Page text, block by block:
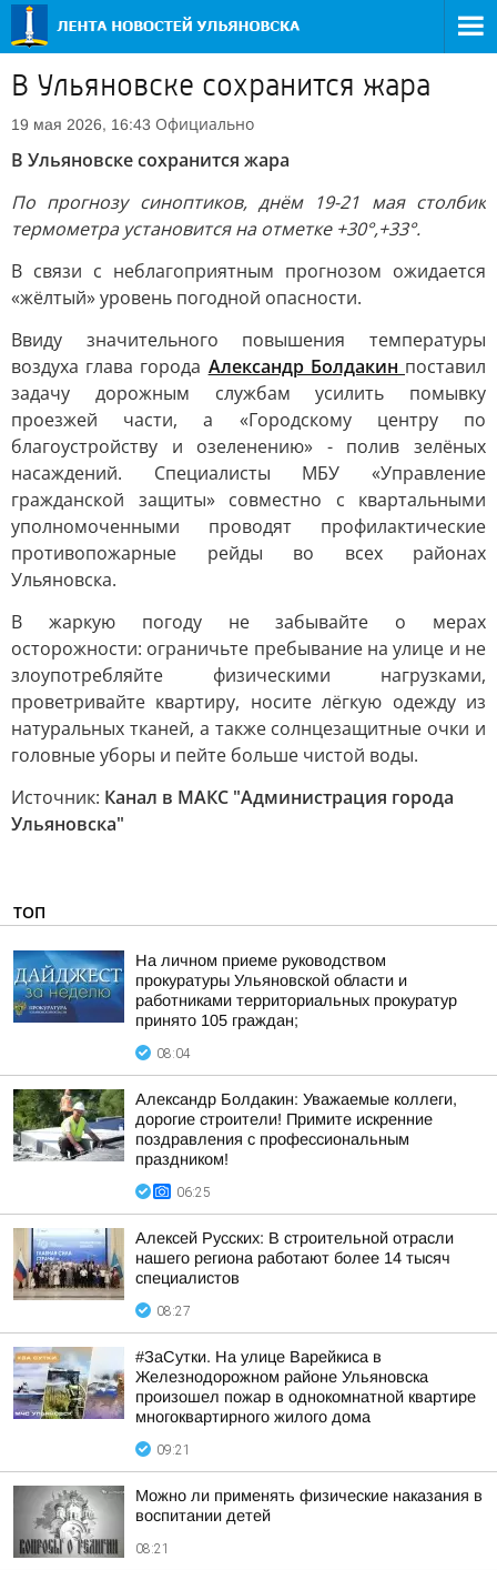
В Ульяновске сохранится жара
19 мая 2026, 16:43 Официально
В Ульяновске сохранится жара
По прогнозу синоптиков, днём 19-21 мая столбик
термометра установится на отметке +30°,+33°.
В связи с неблагоприятным прогнозом ожидается
«жёлтый» уровень погодной опасности.
Ввиду значительного повышения температуры
воздуха глава города Александр Болдакин поставил
задачу дорожным службам усилить помывку
проезжей части, а «Городскому центру по
благоустройству и озеленению» - полив зелёных
насаждений. Специалисты МБУ «Управление
гражданской защиты» совместно с квартальными
уполномоченными проводят профилактические
противопожарные рейды во всех районах
Ульяновска.
В жаркую погоду не забывайте о мерах
осторожности: ограничьте пребывание на улице и не
злоупотребляйте физическими нагрузками,
проветривайте квартиру, носите лёгкую одежду из
натуральных тканей, а также солнцезащитные очки и
головные уборы и пейте больше чистой воды.
Источник: Канал в МАКС "Администрация города
Ульяновска"
ТОП
На личном приеме руководством
прокуратуры Ульяновской области и
работниками территориальных прокуратур
принято 105 граждан;
08:04
Александр Болдакин: Уважаемые коллеги,
дорогие строители! Примите искренние
поздравления с профессиональным
праздником!
06:25
Алексей Русских: В строительной отрасли
нашего региона работают более 14 тысяч
специалистов
08:27
#ЗаСутки. На улице Варейкиса в
Железнодорожном районе Ульяновска
произошел пожар в однокомнатной квартире
многоквартирного жилого дома
09:21
Можно ли применять физические наказания в
воспитании детей
08:21